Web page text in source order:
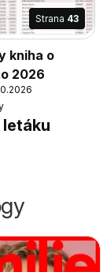
Strana 43
kniha o
2026
letáku